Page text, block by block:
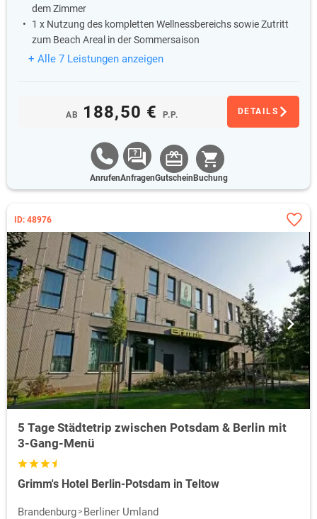
dem Zimmer
1 x Nutzung des kompletten Wellnessbereichs sowie Zutritt
zum Beach Areal in der Sommersaison
+ Alle 7 Leistungen anzeigen
AB 188,50 € P.P. DETAILS
AnrufenAnfragenGutschein Buchung
ID: 48976
5 Tage Städtetrip zwischen Potsdam & Berlin mit
3-Gang-Menü
Grimm's Hotel Berlin-Potsdam in Teltow
Brandenburg
Berliner Umland